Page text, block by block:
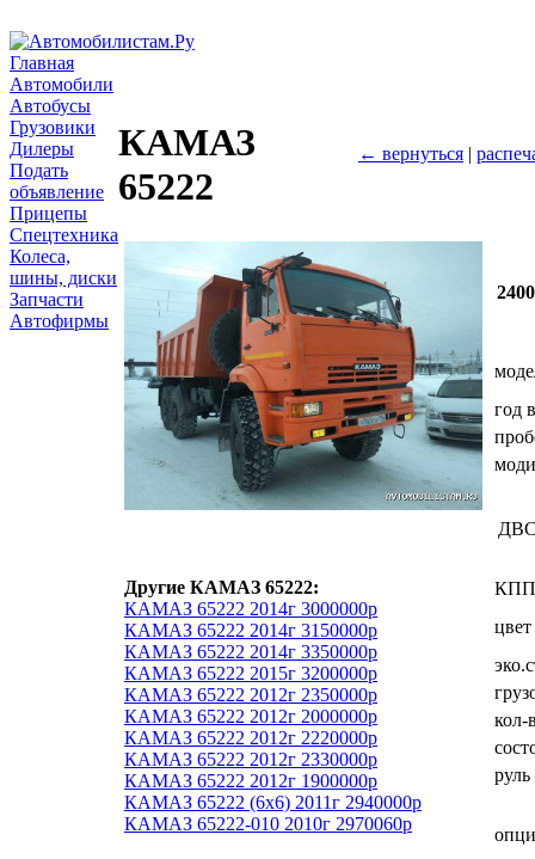
Главная
Автомобили
Автобусы
Грузовики
Дилеры
Подать
объявление
Прицепы
Спецтехника
Колеса,
шины, диски
Запчасти
Автофирмы
КАМАЗ
65222
← вернуться |
Другие КАМАЗ 65222:
КАМАЗ 65222 2014г 3000000р
КАМАЗ 65222 2014г 3150000р
КАМАЗ 65222 2014г 3350000р
КАМАЗ 65222 2015г 3200000р
КАМАЗ 65222 2012г 2350000р
КАМАЗ 65222 2012г 2000000р
КАМАЗ 65222 2012г 2220000р
КАМАЗ 65222 2012г 2330000р
КАМАЗ 65222 2012г 1900000р
КАМАЗ 65222 (6х6) 2011г 2940000р
КАМАЗ 65222-010 2010г 2970060р
год
КПП
цвет
кол-
руль